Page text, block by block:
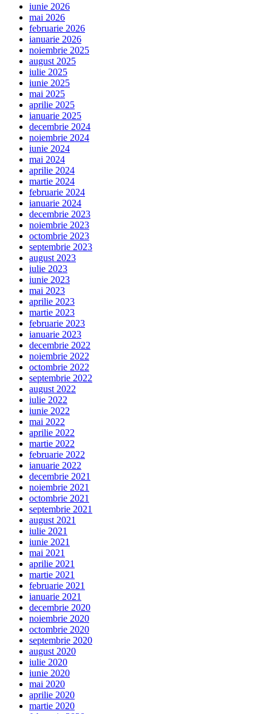
iunie 2026
mai 2026
februarie 2026
ianuarie 2026
noiembrie 2025
august 2025
iulie 2025
iunie 2025
mai 2025
aprilie 2025
ianuarie 2025
decembrie 2024
noiembrie 2024
iunie 2024
mai 2024
aprilie 2024
martie 2024
februarie 2024
ianuarie 2024
decembrie 2023
noiembrie 2023
octombrie 2023
septembrie 2023
august 2023
iulie 2023
iunie 2023
mai 2023
aprilie 2023
martie 2023
februarie 2023
ianuarie 2023
decembrie 2022
noiembrie 2022
octombrie 2022
septembrie 2022
august 2022
iulie 2022
iunie 2022
mai 2022
aprilie 2022
martie 2022
februarie 2022
ianuarie 2022
decembrie 2021
noiembrie 2021
octombrie 2021
septembrie 2021
august 2021
iulie 2021
iunie 2021
mai 2021
aprilie 2021
martie 2021
februarie 2021
ianuarie 2021
decembrie 2020
noiembrie 2020
octombrie 2020
septembrie 2020
august 2020
iulie 2020
iunie 2020
mai 2020
aprilie 2020
martie 2020